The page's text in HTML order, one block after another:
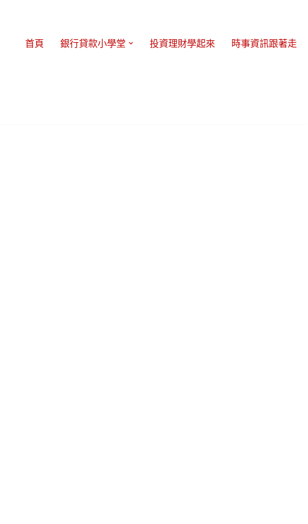
首頁 銀行貸款小學堂 投資理財學起來 時事資訊跟著走